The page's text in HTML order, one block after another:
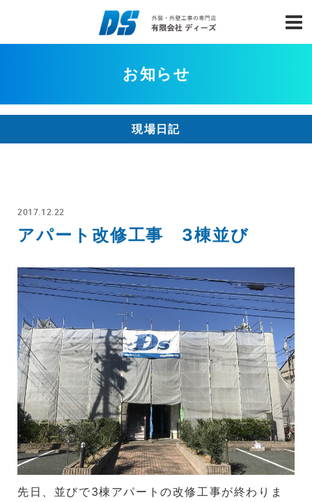
お知らせ
現場日記
2017.12.22
アパート改修工事 3棟並び
先日、並びで3棟アパートの改修工事が終わりま